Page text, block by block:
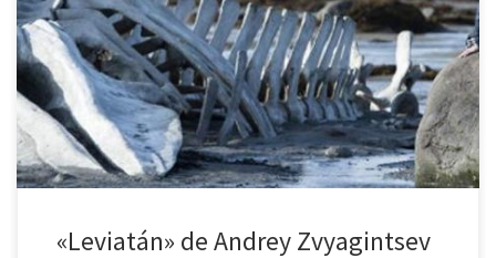
tomado por una profunda melancolía, siguiendo la estela del
llamado esencialismo ruso. En Leviatán se combinan las tensiones
de las luchas de clases en la Rusia actual y la angustia que habita
en la vida doméstica que se extiende con […]
«Leviatán» de Andrey Zvyagintsev